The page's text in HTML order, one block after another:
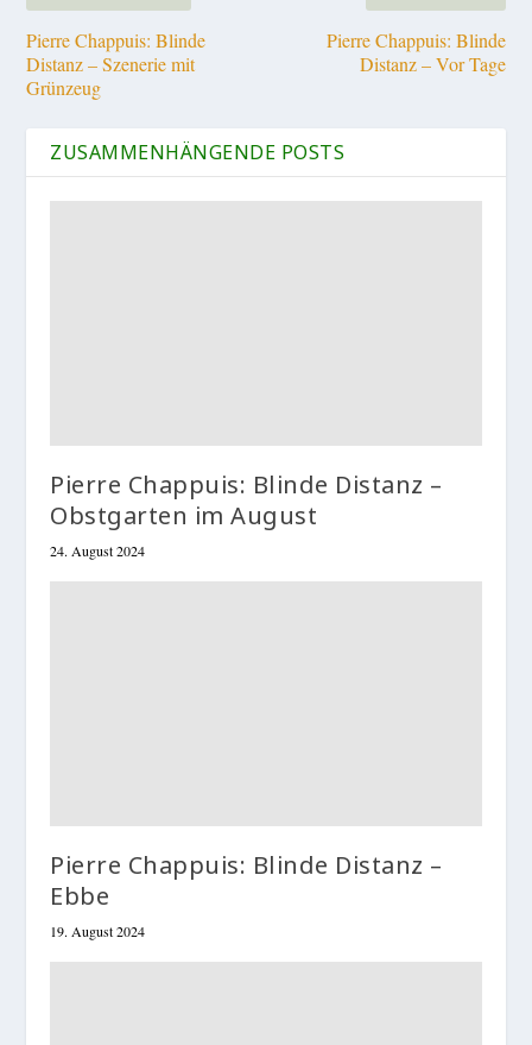
Pierre Chappuis: Blinde
Distanz – Szenerie mit
Grünzeug
Pierre Chappuis: Blinde
Distanz – Vor Tage
ZUSAMMENHÄNGENDE POSTS
Pierre Chappuis: Blinde Distanz –
Obstgarten im August
24. August 2024
Pierre Chappuis: Blinde Distanz –
Ebbe
19. August 2024